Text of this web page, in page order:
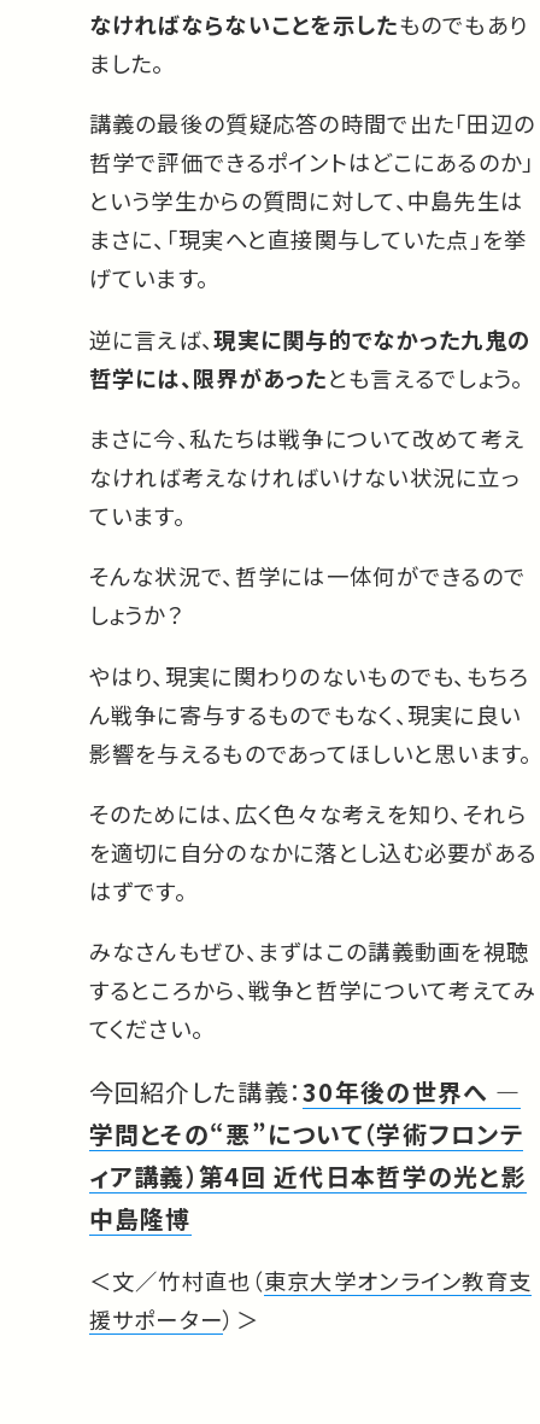
なければならないことを示したものでもあり
ました。
講義の最後の質疑応答の時間で出た「田辺の
哲学で評価できるポイントはどこにあるのか」
という学生からの質問に対して、中島先生は
まさに、「現実へと直接関与していた点」を挙
げています。
逆に言えば、現実に関与的でなかった九鬼の
哲学には、限界があったとも言えるでしょう。
まさに今、私たちは戦争について改めて考え
なければ考えなければいけない状況に立っ
ています。
そんな状況で、哲学には一体何ができるので
しょうか？
やはり、現実に関わりのないものでも、もちろ
ん戦争に寄与するものでもなく、現実に良い
影響を与えるものであってほしいと思います。
そのためには、広く色々な考えを知り、それら
を適切に自分のなかに落とし込む必要がある
はずです。
みなさんもぜひ、まずはこの講義動画を視聴
するところから、戦争と哲学について考えてみ
てください。
今回紹介した講義：30年後の世界へ ―
学問とその“悪”について（学術フロンテ
ィア講義）第4回 近代日本哲学の光と影
中島隆博
＜文／竹村直也（東京大学オンライン教育支
援サポーター）＞